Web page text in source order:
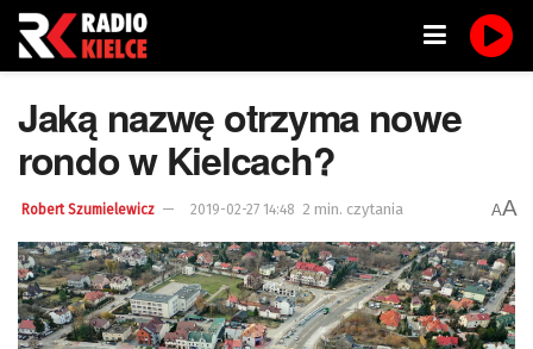
Jaką nazwę otrzyma nowe
rondo w Kielcach?
Robert Szumielewicz 2019-02-27 14:48 2 min. czytania AA